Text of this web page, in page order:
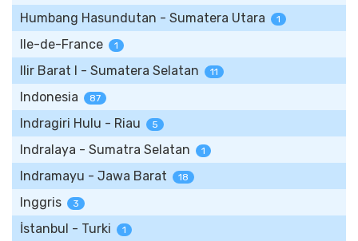
Humbang Hasundutan - Sumatera Utara 1
Ile-de-France 1
Ilir Barat I - Sumatera Selatan 11
Indonesia 87
Indragiri Hulu - Riau 5
Indralaya - Sumatra Selatan 1
Indramayu - Jawa Barat 18
Inggris 3
İstanbul - Turki 1